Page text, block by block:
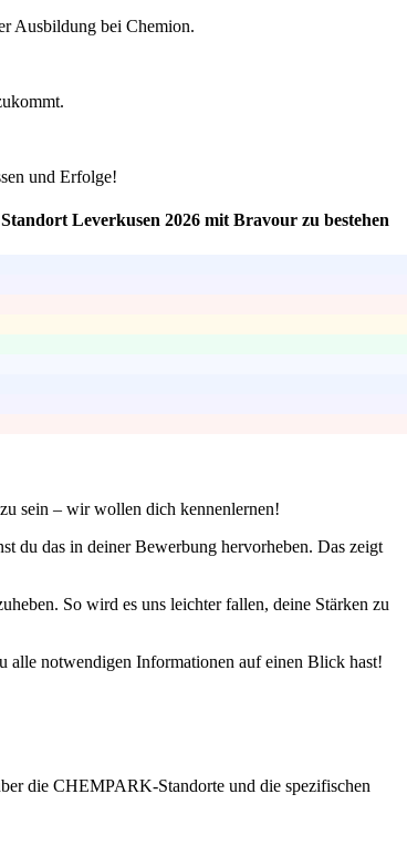
Ausbildung bei Chemion.
und Erfolge!
Leverkusen 2026 mit Bravour zu bestehen
sein – wir wollen dich kennenlernen!
du das in deiner Bewerbung hervorheben. Das zeigt
So wird es uns leichter fallen, deine Stärken zu
alle notwendigen Informationen auf einen Blick hast!
die CHEMPARK-Standorte und die spezifischen